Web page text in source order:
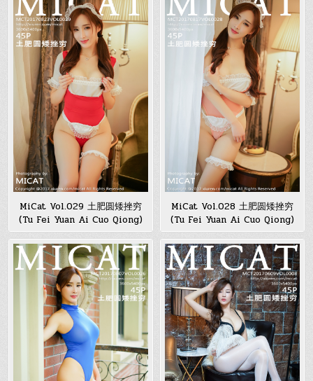
MiCat Vol.029 土肥圆矮挫穷
(Tu Fei Yuan Ai Cuo Qiong)
MiCat Vol.028 土肥圆矮挫穷
(Tu Fei Yuan Ai Cuo Qiong)